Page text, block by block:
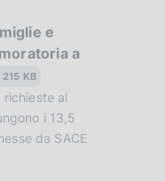
e
a
215 KB
al
i 13,5
da SACE